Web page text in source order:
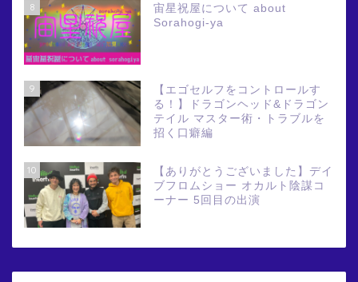
8
宙星祝屋について about
Sorahogi-ya
9
【エゴセルフをコントロールす
る！】ドラゴンヘッド&ドラゴン
テイル マスター術・トラブルを
招く口癖編
10
【ありがとうございました】デイ
ブフロムショー オカルト陰謀コ
ーナー 5回目の出演